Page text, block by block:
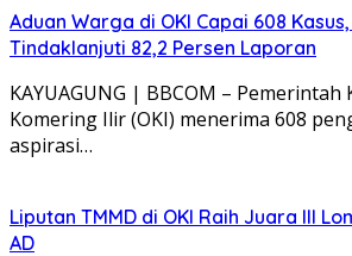
Aduan Warga di OKI Capai 608
Tindaklanjuti 82,2 Persen Laporan
KAYUAGUNG | BBCOM –
Komering Ilir (OKI) menerima 608
aspirasi…
Liputan TMMD di OKI Raih Juara III
AD